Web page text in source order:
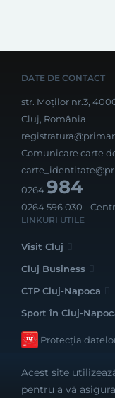
DATE DE CONTACT
str. Moților nr.3,
Cluj, România
Comunicare carte
0264984
0264 596 030 -
LINKURI UTILE
Visit Cluj
Cluj Business
CTP Cluj-Napoca
Sport în Cluj-
Protecția
Acest site
pentru a vă